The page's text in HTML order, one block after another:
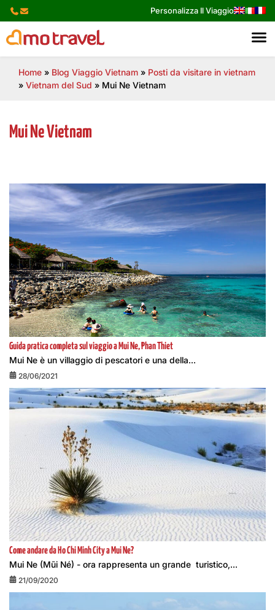
Skip
content
Personalizza Il Viaggio
Home » Blog Viaggio Vietnam » Posti da visitare in vietnam
» Vietnam del Sud » Mui Ne Vietnam
Mui Ne Vietnam
Guida pratica completa sul viaggio a Mui Ne, Phan Thiet
Mui Ne è un villaggio di pescatori e una della...
28/06/2021
Come andare da Ho Chi Minh City a Mui Ne?
Mui Ne (Mũi Né) - ora rappresenta un grande turistico,...
21/09/2020